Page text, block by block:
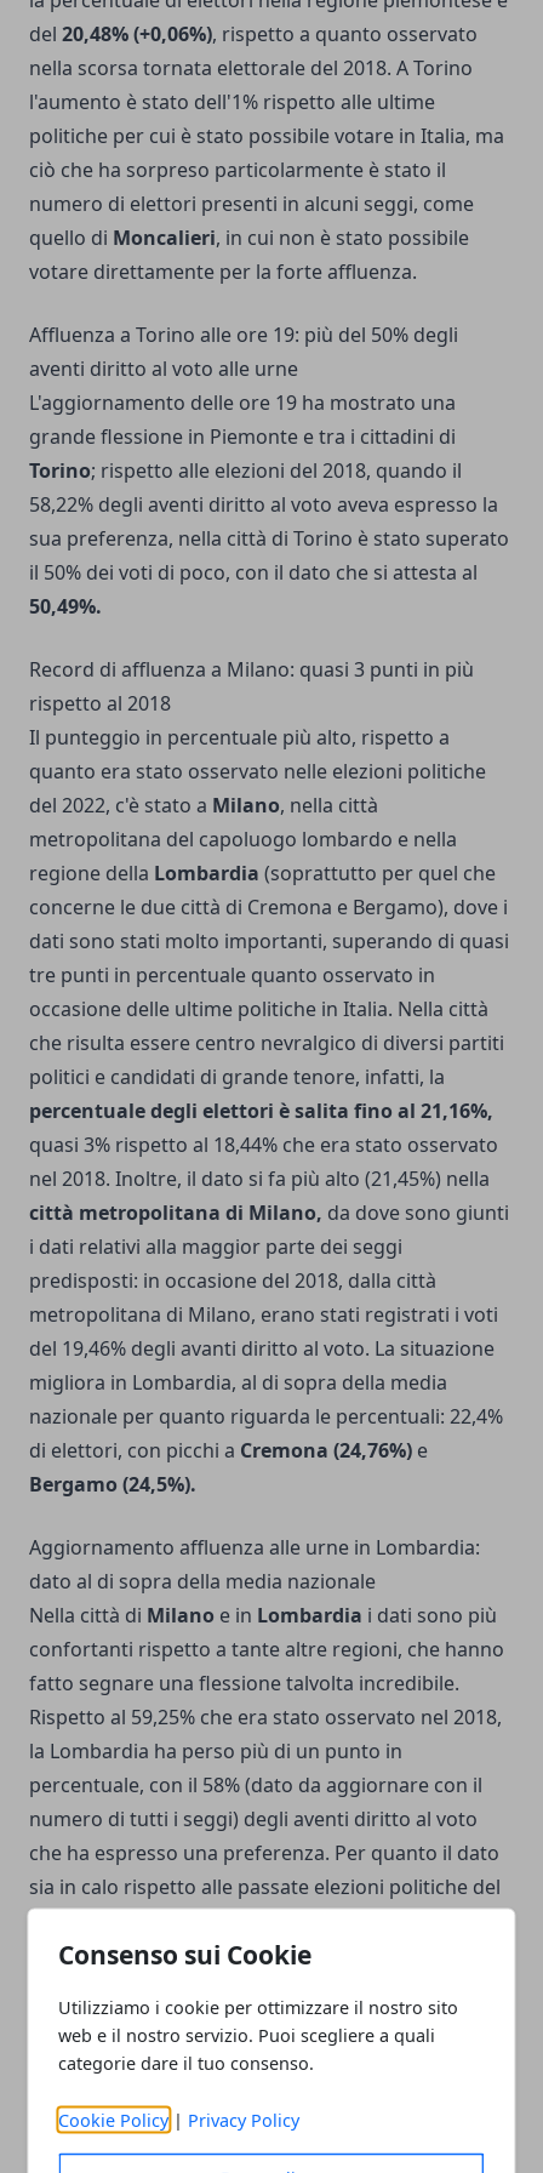
Consenso sui Cookie
Utilizziamo i cookie per ottimizzare il nostro sito
web e il nostro servizio. Puoi scegliere a quali
categorie dare il tuo consenso.
Cookie Policy | Privacy Policy
del 20,48% (+0,06%), rispetto a quanto osservato
nella scorsa tornata elettorale del 2018. A Torino
l'aumento è stato dell'1% rispetto alle ultime
politiche per cui è stato possibile votare in Italia, ma
ciò che ha sorpreso particolarmente è stato il
numero di elettori presenti in alcuni seggi, come
quello di Moncalieri, in cui non è stato possibile
votare direttamente per la forte affluenza.
Affluenza a Torino alle ore 19: più del 50% degli
aventi diritto al voto alle urne
L'aggiornamento delle ore 19 ha mostrato una
grande flessione in Piemonte e tra i cittadini di
Torino; rispetto alle elezioni del 2018, quando il
58,22% degli aventi diritto al voto aveva espresso la
sua preferenza, nella città di Torino è stato superato
il 50% dei voti di poco, con il dato che si attesta al
50,49%.
Record di affluenza a Milano: quasi 3 punti in più
rispetto al 2018
Il punteggio in percentuale più alto, rispetto a
quanto era stato osservato nelle elezioni politiche
del 2022, c'è stato a Milano, nella città
metropolitana del capoluogo lombardo e nella
regione della Lombardia (soprattutto per quel che
concerne le due città di Cremona e Bergamo), dove i
dati sono stati molto importanti, superando di quasi
tre punti in percentuale quanto osservato in
occasione delle ultime politiche in Italia. Nella città
che risulta essere centro nevralgico di diversi partiti
politici e candidati di grande tenore, infatti, la
percentuale degli elettori è salita fino al 21,16%,
quasi 3% rispetto al 18,44% che era stato osservato
nel 2018. Inoltre, il dato si fa più alto (21,45%) nella
città metropolitana di Milano, da dove sono giunti
i dati relativi alla maggior parte dei seggi
predisposti: in occasione del 2018, dalla città
metropolitana di Milano, erano stati registrati i voti
del 19,46% degli avanti diritto al voto. La situazione
migliora in Lombardia, al di sopra della media
nazionale per quanto riguarda le percentuali: 22,4%
di elettori, con picchi a Cremona (24,76%) e
Bergamo (24,5%).
Aggiornamento affluenza alle urne in Lombardia:
dato al di sopra della media nazionale
Nella città di Milano e in Lombardia i dati sono più
confortanti rispetto a tante altre regioni, che hanno
fatto segnare una flessione talvolta incredibile.
Rispetto al 59,25% che era stato osservato nel 2018,
la Lombardia ha perso più di un punto in
percentuale, con il 58% (dato da aggiornare con il
numero di tutti i seggi) degli aventi diritto al voto
che ha espresso una preferenza. Per quanto il dato
sia in calo rispetto alle passate elezioni politiche del
nazionale ferma a circa il 51%.
Elezioni politiche 2022: affluenza bassa a Napoli per
il maltempo
partire dalle prime ore del 25 settembre del 2022 è
stato indicato come una delle possibili cause della